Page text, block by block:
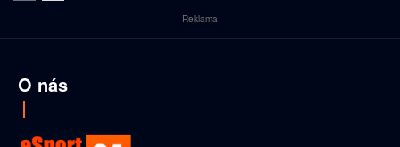
Reklama
O nás